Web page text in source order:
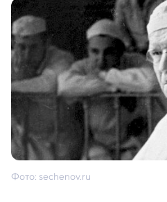
Фото: sechenov.ru